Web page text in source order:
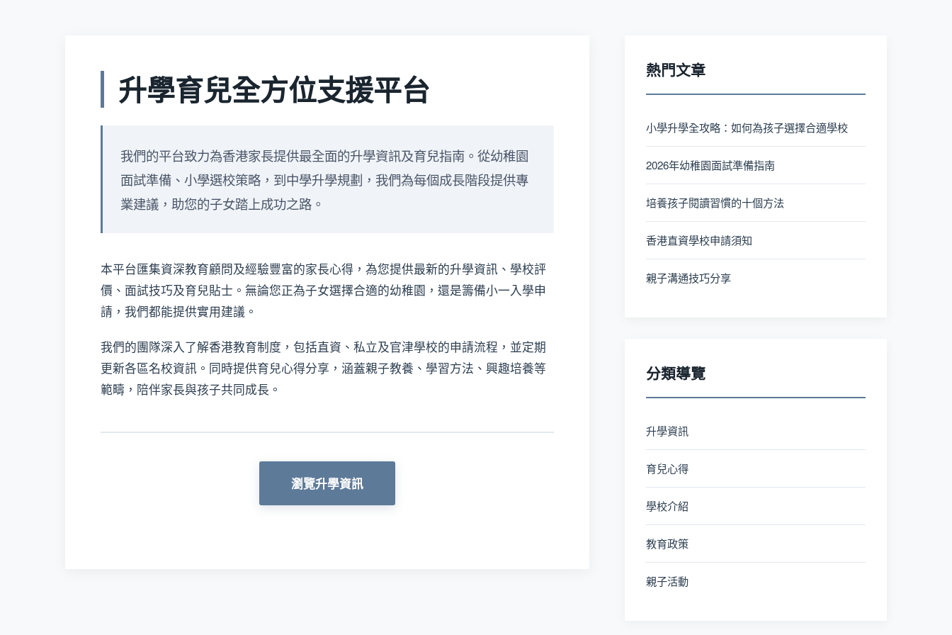
升學育兒全方位支援平台
我們的平台致力為香港家長提供最全面的升學資訊及育兒指南。從幼稚園
面試準備、小學選校策略，到中學升學規劃，我們為每個成長階段提供專
業建議，助您的子女踏上成功之路。
本平台匯集資深教育顧問及經驗豐富的家長心得，為您提供最新的升學資訊、學校評
價、面試技巧及育兒貼士。無論您正為子女選擇合適的幼稚園，還是籌備小一入學申
請，我們都能提供實用建議。
我們的團隊深入了解香港教育制度，包括直資、私立及官津學校的申請流程，並定期
更新各區名校資訊。同時提供育兒心得分享，涵蓋親子教養、學習方法、興趣培養等
範疇，陪伴家長與孩子共同成長。
瀏覽升學資訊
熱門文章
小學升學全攻略：如何為孩子選擇合適學校
2026年幼稚園面試準備指南
培養孩子閱讀習慣的十個方法
香港直資學校申請須知
親子溝通技巧分享
分類導覽
升學資訊
育兒心得
學校介紹
教育政策
親子活動